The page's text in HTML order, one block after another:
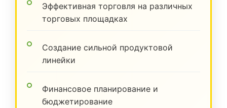
Эффективная торговля на различных
торговых площадках
Создание сильной продуктовой
линейки
Финансовое планирование и
бюджетирование